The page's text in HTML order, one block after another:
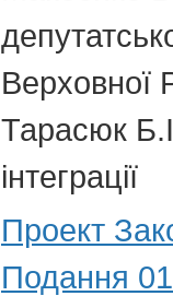
Верховної
Тарасюк
інтеграції
Проект
Подання